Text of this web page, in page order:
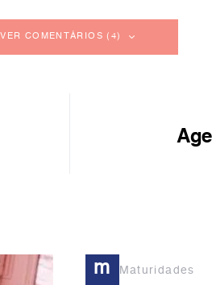
VER COMENTÁRIOS (4)
m Maturidades